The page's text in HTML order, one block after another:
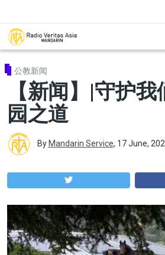
公教新闻
【新闻】|守护
园之道
By Mandarin Service, 17 June,